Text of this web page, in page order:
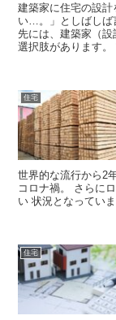
建築家に住宅の設
い…。」としばしば
先には、建築家（
選択肢があります。
住宅
世界的な流行から2
コロナ禍。 さらに
い 状況となってい
住宅